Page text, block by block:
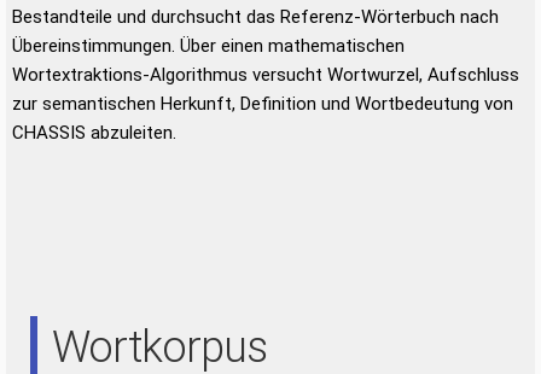
Bestandteile und durchsucht das Referenz-Wörterbuch nach
Übereinstimmungen. Über einen mathematischen
Wortextraktions-Algorithmus versucht Wortwurzel, Aufschluss
zur semantischen Herkunft, Definition und Wortbedeutung von
CHASSIS abzuleiten.
Wortkorpus